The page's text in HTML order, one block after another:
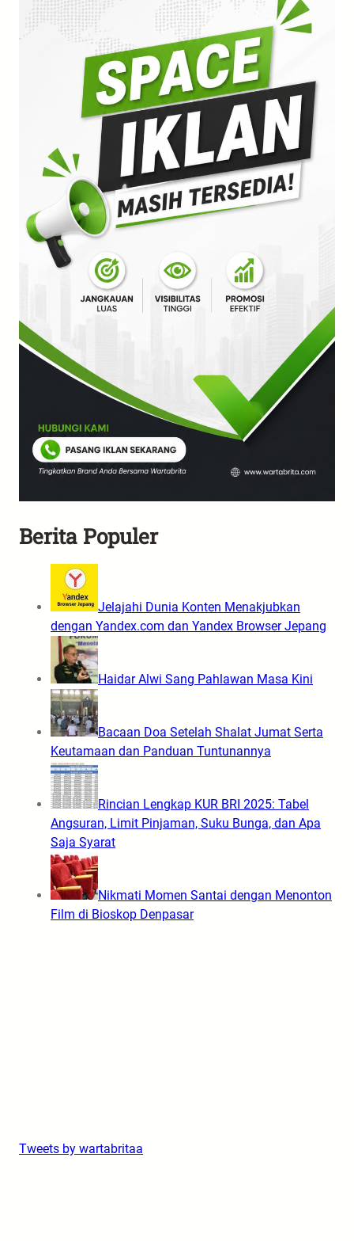
Berita Populer
Jelajahi Dunia Konten Menakjubkan
dengan Yandex.com dan Yandex Browser Jepang
Haidar Alwi Sang Pahlawan Masa Kini
Bacaan Doa Setelah Shalat Jumat Serta
Keutamaan dan Panduan Tuntunannya
Rincian Lengkap KUR BRI 2025: Tabel
Angsuran, Limit Pinjaman, Suku Bunga, dan Apa
Saja Syarat
Nikmati Momen Santai dengan Menonton
Film di Bioskop Denpasar
Tweets by wartabritaa